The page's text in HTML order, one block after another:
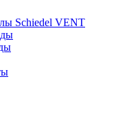
Schiedel VENT